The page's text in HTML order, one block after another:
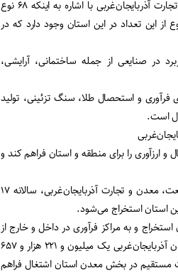
معاون معدن و صنایع معدنی سازمان صنعت، معدن و تجارت آذربایجان‌غربی با اشاره به اینکه ۶۸ نوع
معدنی در کشور شناسایی شده است، گفت: ۵۱ نوع از این تعداد در این استان وجود دارد که در
در صنایعی از جمله ساختمانی، آرایشی،
و استحصال طلا، سنگ تزئینی، تولید
است.
ارزآوری را برای منطقه و استان فراهم کند و
به گفته معاون امور معادن و صنایع معدنی سازمان صنعت، معدن و تجارت آذربایجان‌غربی، سالانه ۱۷
از ۴۸۹ معدن فعال استان استخراج و به مراکز فرآوری در داخل و خارج از
کشور ارسال می‌شود، بیان کرد: میزان ذخیره قطعی معادن آذربایجان‌غربی یک میلیون و ۲۲۱ هزار و ۶۵۷
برای پنج هزار و ۲۰۰ نفر به صورت مستقیم در بخش معدن استان اشتغال فراهم